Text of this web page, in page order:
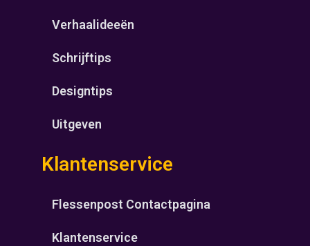
Verhaalideeën
Schrijftips
Designtips
Uitgeven
Klantenservice
Flessenpost Contactpagina
Klantenservice